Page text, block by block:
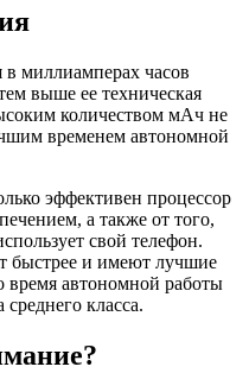
в миллиамперах часов
выше ее техническая
количеством мАч не
временем автономной
эффективен процессор
а также от того,
свой телефон.
быстрее и имеют лучшие
время автономной работы
класса.